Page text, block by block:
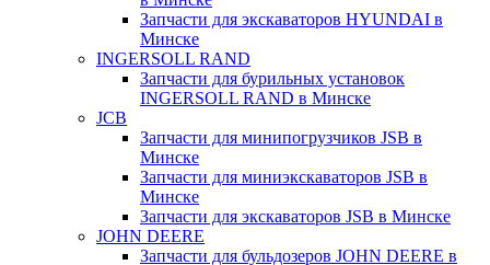
Запчасти для экскаваторов HYUNDAI в
Минске
INGERSOLL RAND
Запчасти для бурильных установок
INGERSOLL RAND в Минске
JCB
Запчасти для минипогрузчиков JSB в
Минске
Запчасти для миниэкскаваторов JSB в
Минске
Запчасти для экскаваторов JSB в Минске
JOHN DEERE
Запчасти для бульдозеров JOHN DEERE в